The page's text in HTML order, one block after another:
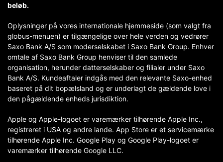
beløb.
Oplysninger på vores internationale hjemmeside (som valgt fra
globus-menuen) er tilgængelige over hele verden og vedrører
Saxo Bank A/S som moderselskabet i Saxo Bank Group. Enhver
omtale af Saxo Bank Group henviser til den samlede
organisation, herunder datterselskaber og filialer under Saxo
Bank A/S. Kundeaftaler indgås med den relevante Saxo-enhed
baseret på dit bopælsland og er underlagt de gældende love i
den pågældende enheds jurisdiktion.
Apple og Apple-logoet er varemærker tilhørende Apple Inc.,
registreret i USA og andre lande. App Store er et servicemærke
tilhørende Apple Inc. Google Play og Google Play-logoet er
varemærker tilhørende Google LLC.